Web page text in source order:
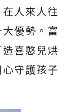
人來人往
優勢。富
喜憨兒烘
守護孩子